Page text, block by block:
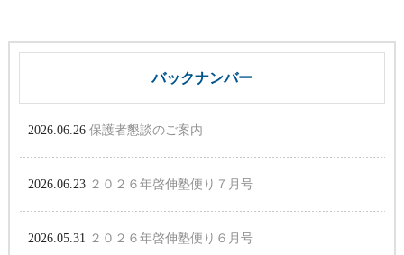
バックナンバー
2026.06.26 保護者懇談のご案内
2026.06.23 ２０２６年啓伸塾便り７月号
2026.05.31 ２０２６年啓伸塾便り６月号